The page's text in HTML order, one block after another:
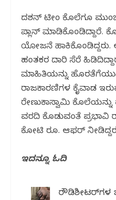
ದರ್ಶನ್ ಟೀಂ ಕೊಲೆಗೂ
ಪ್ಲಾನ್ ಮಾಡಿಕೊಂಡಿದ್ದಾರೆ.
ಯೋಜನೆ ಹಾಕಿಕೊಂಡಿದ್ದರು.
ಹಂತಕರ ದಾರಿ ಸೆರೆ
ಮಾಹಿತಿಯನ್ನು
ರಾಜಕಾರಣಿಗಳ ಕೈವಾಡ
ರೇಣುಕಾಸ್ವಾಮಿ
ವರದಿ ಕೊಡುವಂತೆ ಪ್ರಭಾವಿ
ಕೋಟಿ ರೂ. ಆಫರ್
ಇದನ್ನೂ ಓದಿ
ರೌಡಿಶೀಟರ್‌ಗಳ